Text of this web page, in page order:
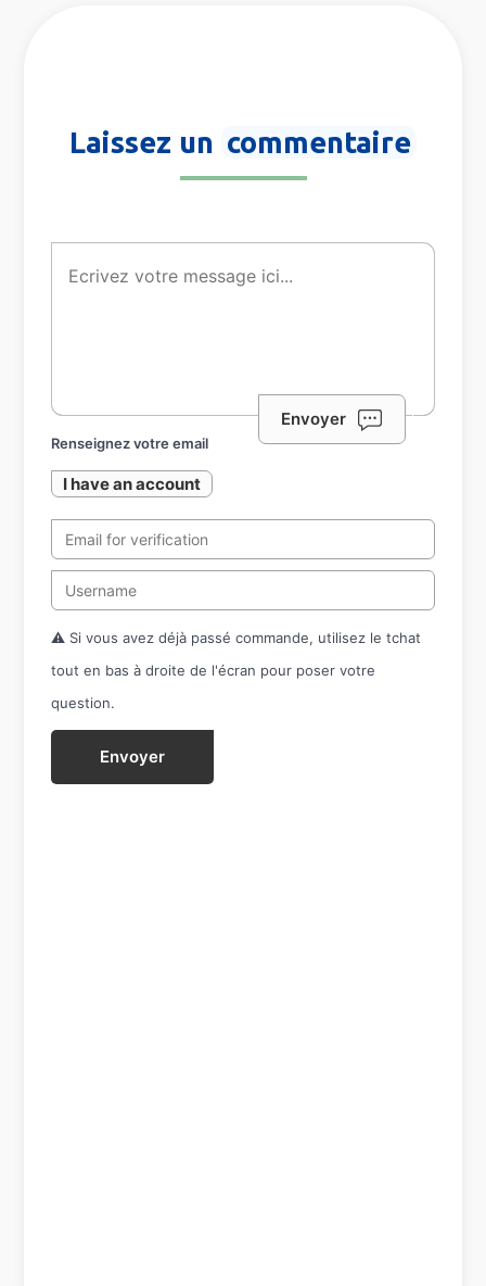
Laissez un commentaire
Envoyer
Renseignez votre email
I have an account
⚠️ Si vous avez déjà passé commande, utilisez le tchat
tout en bas à droite de l'écran pour poser votre
question.
Envoyer